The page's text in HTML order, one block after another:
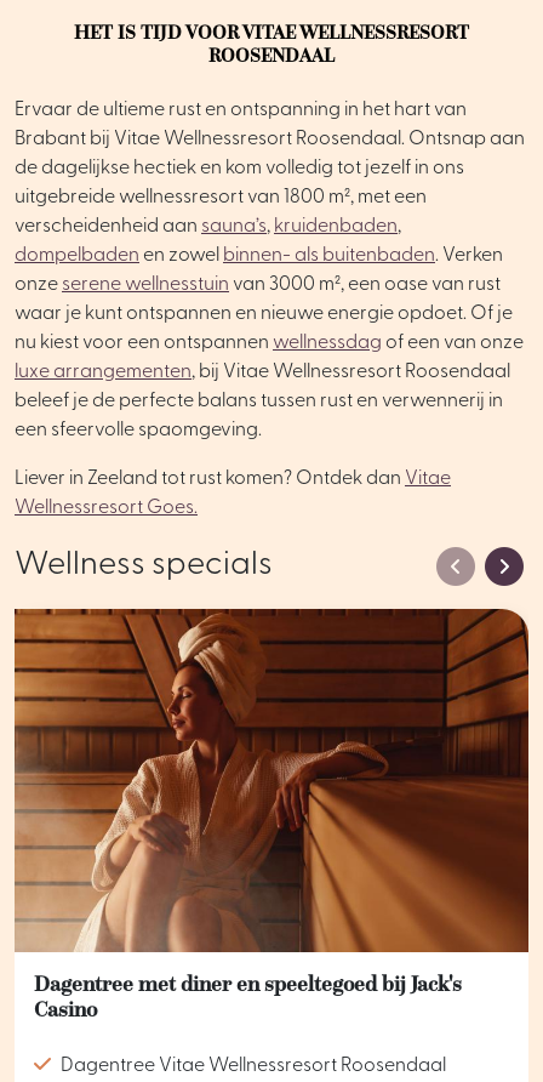
HET IS TIJD VOOR VITAE WELLNESSRESORT
ROOSENDAAL
Ervaar de ultieme rust en ontspanning in het hart van
Brabant bij Vitae Wellnessresort Roosendaal. Ontsnap aan
de dagelijkse hectiek en kom volledig tot jezelf in ons
uitgebreide wellnessresort van 1800 m², met een
verscheidenheid aan sauna’s, kruidenbaden,
dompelbaden en zowel binnen- als buitenbaden. Verken
onze serene wellnesstuin van 3000 m², een oase van rust
waar je kunt ontspannen en nieuwe energie opdoet. Of je
nu kiest voor een ontspannen wellnessdag of een van onze
luxe arrangementen, bij Vitae Wellnessresort Roosendaal
beleef je de perfecte balans tussen rust en verwennerij in
een sfeervolle spaomgeving.
Liever in Zeeland tot rust komen? Ontdek dan Vitae
Wellnessresort Goes.
Wellness specials
Dagentree met diner en speeltegoed bij Jack's
Casino
Dagentree Vitae Wellnessresort Roosendaal